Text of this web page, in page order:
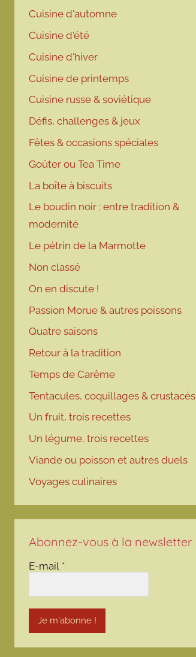
Cuisine d'automne
Cuisine d'été
Cuisine d'hiver
Cuisine de printemps
Cuisine russe & soviétique
Défis, challenges & jeux
Fêtes & occasions spéciales
Goûter ou Tea Time
La boîte à biscuits
Le boudin noir : entre tradition &
modernité
Le pétrin de la Marmotte
Non classé
On en discute !
Passion Morue & autres poissons
Quatre saisons
Retour à la tradition
Temps de Carême
Tentacules, coquillages & crustacés
Un fruit, trois recettes
Un légume, trois recettes
Viande ou poisson et autres duels
Voyages culinaires
Abonnez-vous à la newsletter
E-mail *